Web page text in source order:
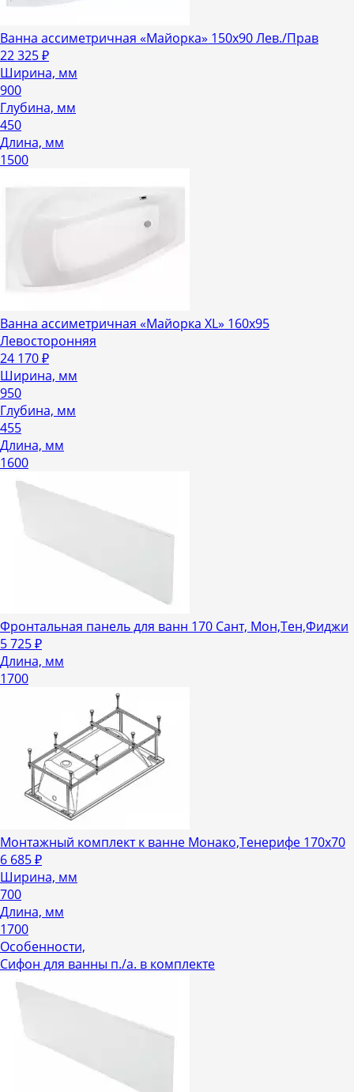
Ванна ассиметричная «Майорка» 150х90 Лев./Прав
22 325₽
Ширина, мм
900
Глубина, мм
450
Длина, мм
1500
Ванна ассиметричная «Майорка XL» 160х95
Левосторонняя
24 170₽
Ширина, мм
950
Глубина, мм
455
Длина, мм
1600
Фронтальная панель для ванн 170 Сант, Мон,Тен,Фиджи
5 725₽
Длина, мм
1700
Монтажный комплект к ванне Монако,Тенерифе 170х70
6 685₽
Ширина, мм
700
Длина, мм
1700
Особенности,
Сифон для ванны п./а. в комплекте